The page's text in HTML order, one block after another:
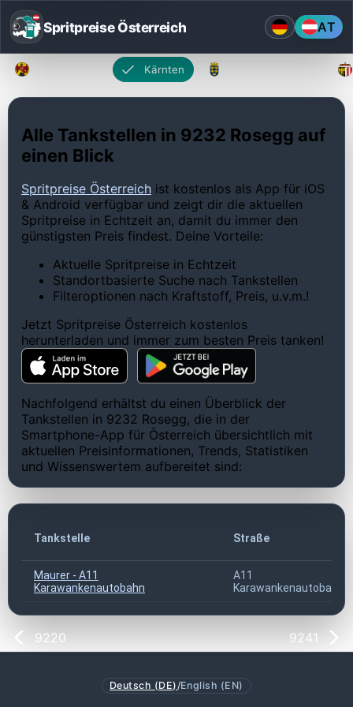
Spritpreise Österreich AT
Kärnten
Alle Tankstellen in 9232 Rosegg auf
einen Blick
Spritpreise Österreich ist kostenlos als App für iOS
& Android verfügbar und zeigt dir die aktuellen
Spritpreise in Echtzeit an, damit du immer den
günstigsten Preis findest. Deine Vorteile:
Aktuelle Spritpreise in Echtzeit
Standortbasierte Suche nach Tankstellen
Filteroptionen nach Kraftstoff, Preis, u.v.m.!
Jetzt Spritpreise Österreich kostenlos
herunterladen und immer zum besten Preis tanken!
Nachfolgend erhältst du einen Überblick der
Tankstellen in 9232 Rosegg, die in der
Smartphone-App für Österreich übersichtlich mit
aktuellen Preisinformationen, Trends, Statistiken
und Wissenswertem aufbereitet sind:
Tankstelle Straße
Maurer - A11
Karawankenautobahn
A11
Karawankenautobahn
9220 9241
Deutsch (DE) /English (EN)